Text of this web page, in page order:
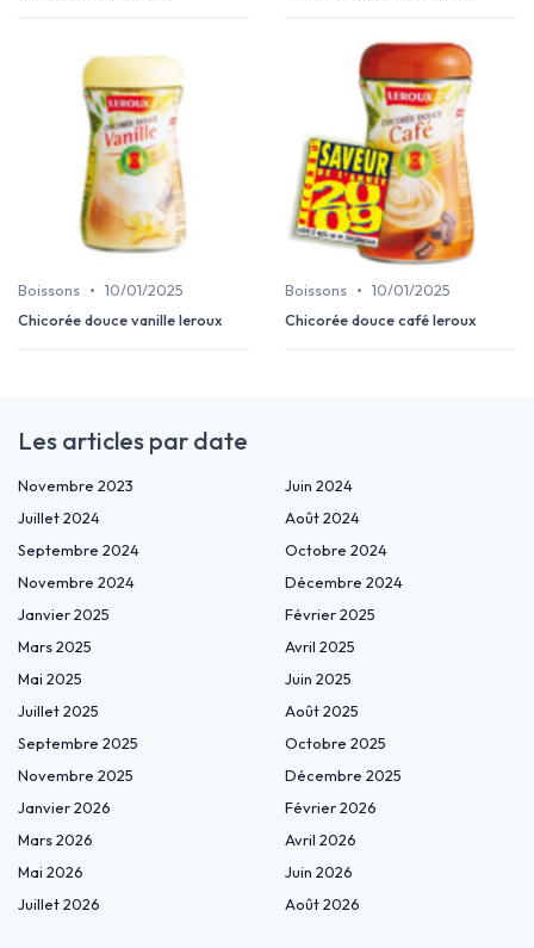
Boissons • 10/01/2025
Chicorée douce vanille leroux
Boissons • 10/01/2025
Chicorée douce café leroux
Les articles par date
Novembre 2023
Juin 2024
Juillet 2024
Août 2024
Septembre 2024
Octobre 2024
Novembre 2024
Décembre 2024
Janvier 2025
Février 2025
Mars 2025
Avril 2025
Mai 2025
Juin 2025
Juillet 2025
Août 2025
Septembre 2025
Octobre 2025
Novembre 2025
Décembre 2025
Janvier 2026
Février 2026
Mars 2026
Avril 2026
Mai 2026
Juin 2026
Juillet 2026
Août 2026